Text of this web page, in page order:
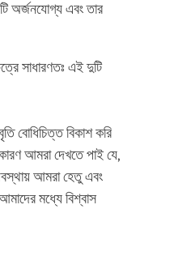
অর্জনযোগ্য এবং তার
সাধারণতঃ এই দুটি
বোধিচিত্ত বিকাশ করি
আমরা দেখতে পাই যে,
আমরা হেতু এবং
মধ্যে বিশ্বাস